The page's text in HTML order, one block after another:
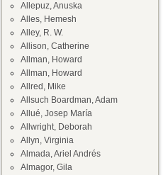
Allepuz, Anuska
Alles, Hemesh
Alley, R. W.
Allison, Catherine
Allman, Howard
Allman, Howard
Allred, Mike
Allsuch Boardman, Adam
Allué, Josep María
Allwright, Deborah
Allyn, Virginia
Almada, Ariel Andrés
Almagor, Gila